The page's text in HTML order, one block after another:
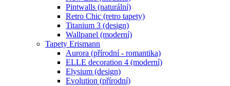
Pintwalls (naturální)
Retro Chic (retro tapety)
Titanium 3 (design)
Wallpanel (moderní)
Tapety Erismann
Aurora (přírodní - romantika)
ELLE decoration 4 (moderní)
Elysium (design)
Evolution (přírodní)